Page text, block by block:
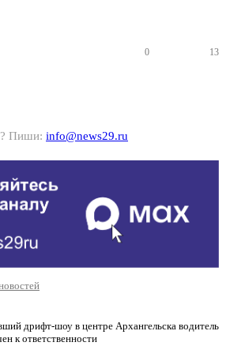
0 13
Пиши: info@news29.ru
дрифт-шоу в центре Архангельска водитель
к ответственности